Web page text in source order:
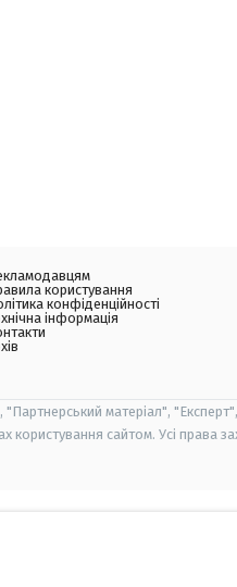
користування
конфіденційності
інформація
"Партнерський матеріал",
сайтом. Усі права